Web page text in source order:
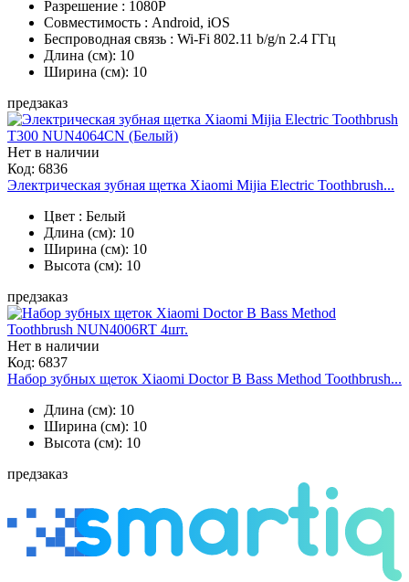
Разрешение : 1080P
Совместимость : Android, iOS
Беспроводная связь : Wi-Fi 802.11 b/g/n 2.4 ГГц
Длина (см): 10
Ширина (см): 10
предзаказ
Нет в наличии
Код: 6836
Электрическая зубная щетка Xiaomi Mijia Electric Toothbrush...
Цвет : Белый
Длина (см): 10
Ширина (см): 10
Высота (см): 10
предзаказ
Нет в наличии
Код: 6837
Набор зубных щеток Xiaomi Doctor B Bass Method Toothbrush...
Длина (см): 10
Ширина (см): 10
Высота (см): 10
предзаказ